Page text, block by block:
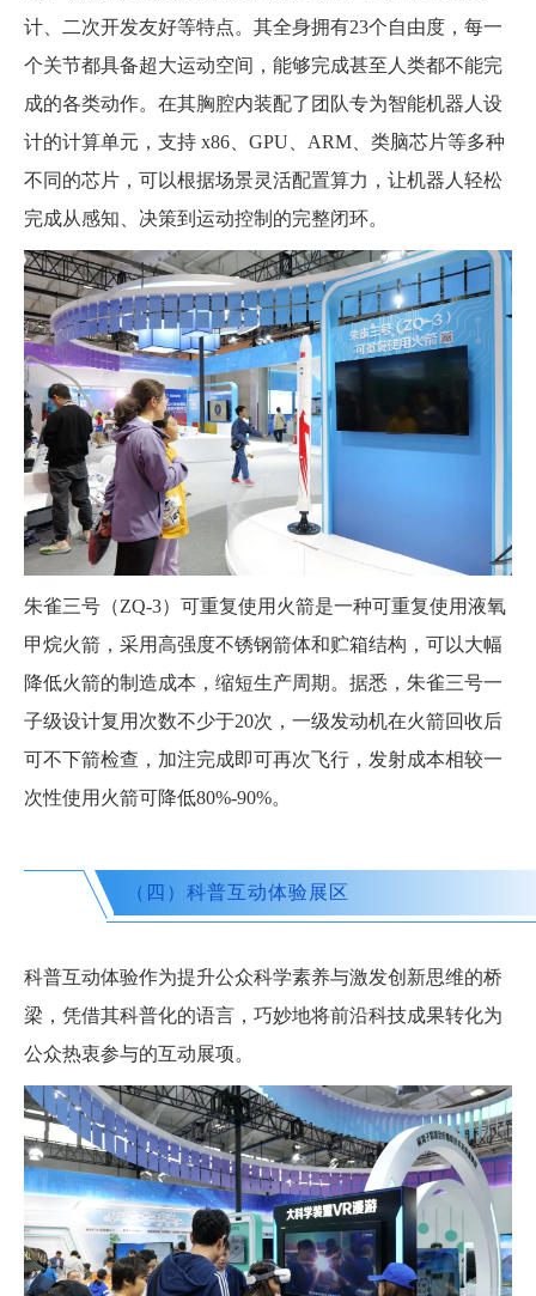
计、二次开发友好等特点。其全身拥有23个自由度，每一
个关节都具备超大运动空间，能够完成甚至人类都不能完
成的各类动作。在其胸腔内装配了团队专为智能机器人设
计的计算单元，支持 x86、GPU、ARM、类脑芯片等多种
不同的芯片，可以根据场景灵活配置算力，让机器人轻松
完成从感知、决策到运动控制的完整闭环。
朱雀三号（ZQ-3）可重复使用火箭是一种可重复使用液氧
甲烷火箭，采用高强度不锈钢箭体和贮箱结构，可以大幅
降低火箭的制造成本，缩短生产周期。据悉，朱雀三号一
子级设计复用次数不少于20次，一级发动机在火箭回收后
可不下箭检查，加注完成即可再次飞行，发射成本相较一
次性使用火箭可降低80%-90%。
（四）科普互动体验展区
科普互动体验作为提升公众科学素养与激发创新思维的桥
梁，凭借其科普化的语言，巧妙地将前沿科技成果转化为
公众热衷参与的互动展项。